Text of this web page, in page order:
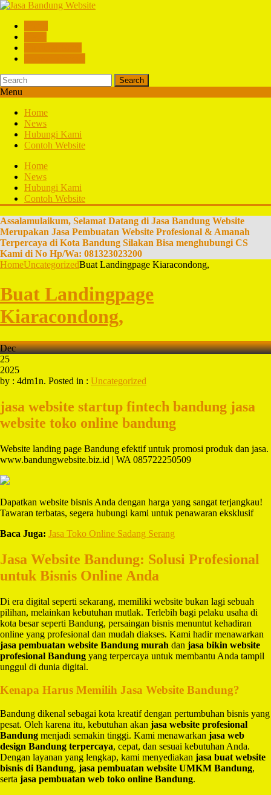
Search
Menu
Home
News
Hubungi Kami
Contoh Website
Home
News
Hubungi Kami
Contoh Website
Assalamulaikum, Selamat Datang di Jasa Bandung Website
Merupakan Jasa Pembuatan Website Profesional & Amanah
Terpercaya di Kota Bandung Silakan Bisa menghubungi CS
Kami di No Hp/Wa: 081323023200
HomeUncategorizedBuat Landingpage Kiaracondong,
Buat Landingpage
Kiaracondong,
Dec
25
2025
by : 4dm1n. Posted in : Uncategorized
jasa website startup fintech bandung jasa
website toko online bandung
Website landing page Bandung efektif untuk promosi produk dan jasa.
www.bandungwebsite.biz.id | WA 085722250509
Dapatkan website bisnis Anda dengan harga yang sangat terjangkau!
Tawaran terbatas, segera hubungi kami untuk penawaran eksklusif
Baca Juga: Jasa Toko Online Sadang Serang
Jasa Website Bandung: Solusi Profesional
untuk Bisnis Online Anda
Di era digital seperti sekarang, memiliki website bukan lagi sebuah
pilihan, melainkan kebutuhan mutlak. Terlebih bagi pelaku usaha di
kota besar seperti Bandung, persaingan bisnis menuntut kehadiran
online yang profesional dan mudah diakses. Kami hadir menawarkan
jasa pembuatan website Bandung murah dan jasa bikin website
profesional Bandung yang terpercaya untuk membantu Anda tampil
unggul di dunia digital.
Kenapa Harus Memilih Jasa Website Bandung?
Bandung dikenal sebagai kota kreatif dengan pertumbuhan bisnis yang
pesat. Oleh karena itu, kebutuhan akan jasa website profesional
Bandung menjadi semakin tinggi. Kami menawarkan jasa web
design Bandung terpercaya, cepat, dan sesuai kebutuhan Anda.
Dengan layanan yang lengkap, kami menyediakan jasa buat website
bisnis di Bandung, jasa pembuatan website UMKM Bandung,
serta jasa pembuatan web toko online Bandung.